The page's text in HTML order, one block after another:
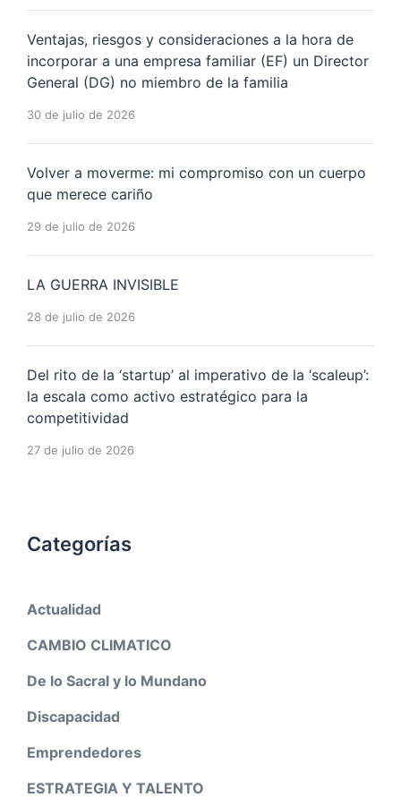
Ventajas, riesgos y consideraciones a la hora de
incorporar a una empresa familiar (EF) un Director
General (DG) no miembro de la familia
30 de julio de 2026
Volver a moverme: mi compromiso con un cuerpo
que merece cariño
29 de julio de 2026
LA GUERRA INVISIBLE
28 de julio de 2026
Del rito de la ‘startup’ al imperativo de la ‘scaleup’:
la escala como activo estratégico para la
competitividad
27 de julio de 2026
Categorías
Actualidad
CAMBIO CLIMATICO
De lo Sacral y lo Mundano
Discapacidad
Emprendedores
ESTRATEGIA Y TALENTO